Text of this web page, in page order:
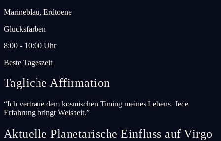
Marineblau, Erdtoene
Glucksfarben
8:00 - 10:00 Uhr
Beste Tageszeit
Tagliche Affirmation
“Ich vertraue dem kosmischen Timing meines Lebens. Jede
Erfahrung bringt Weisheit.”
Aktuelle Planetarische Einfluss auf Virgo